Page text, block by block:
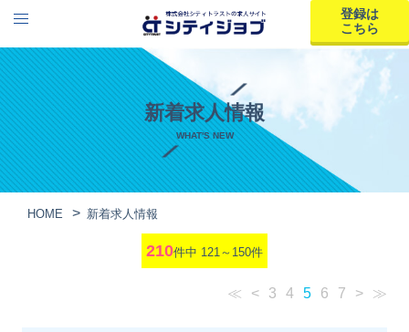
登録は
こちら
新着求人情報
WHAT'S NEW
HOME 新着求人情報
210件中 121～150件
≪ < 3 4 5 6 7 > ≫